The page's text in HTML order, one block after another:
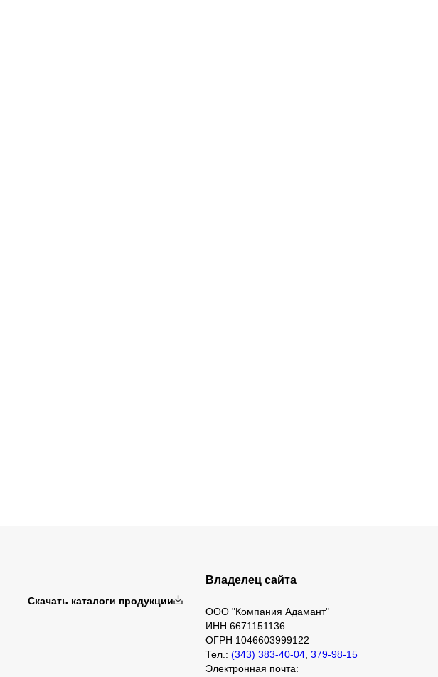
Скачать каталоги продукции
Владелец сайта
ООО "Компания Адамант"
ИНН 6671151136
ОГРН 1046603999122
Тел.: (343) 383-40-04 379-98-15
Электронная почта: